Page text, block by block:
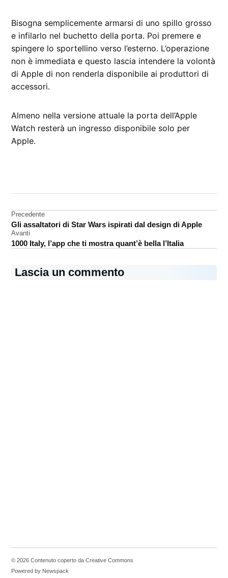
Bisogna semplicemente armarsi di uno spillo grosso
e infilarlo nel buchetto della porta. Poi premere e
spingere lo sportellino verso l’esterno. L’operazione
non è immediata e questo lascia intendere la volontà
di Apple di non renderla disponibile ai produttori di
accessori.
Almeno nella versione attuale la porta dell’Apple
Watch resterà un ingresso disponibile solo per
Apple.
video
Navigazione
articoli
Precedente
Gli assaltatori di Star Wars ispirati dal design di Apple
Avanti
1000 Italy, l’app che ti mostra quant’è bella l’Italia
Lascia un commento
© 2026 Contenuto coperto da Creative Commons
Powered by Newspack